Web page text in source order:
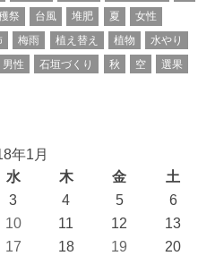
祭 台風 堆肥 夏
女性
梅雨 植え替え 植物
水やり
男性 石垣づくり 秋 空
選果
年1月
水 木 金 土
3 4 5
6
10 11 12
13
17 18 19
20